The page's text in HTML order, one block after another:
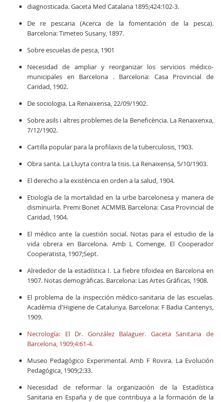
diagnosticada. Gaceta Med Catalana 1895;424:102-3.
De re pescaria (Acerca de la fomentación de la pesca).
Barcelona: Timeteo Susany, 1897.
Sobre escuelas de pesca, 1901
Necesidad de ampliar y reorganizar los servicios médico-
municipales en Barcelona . Barcelona: Casa Provincial de
Caridad, 1902.
De sociologia. La Renaixensa, 22/09/1902.
Sobre asils i altres problemes de la Beneficència. La Renaixenxa,
7/12/1902.
Cartilla popular para la profilaxis de la tuberculosis, 1903.
Obra santa. La Lluyta contra la tisis. La Renaixensa, 5/10/1903.
El derecho a la existència en orden a la salud, 1904.
Etiología de la mortalidad en la urbe barcelonesa y manera de
disminuirla. Premi Bonet ACMMB. Barcelona: Casa Provincial de
Caridad, 1904.
El médico ante la cuestión social. Notas para el estudio de la
vida obrera en Barcelona. Amb L Comenge. El Cooperador
Cooperatista, 1907;Sept.
Alrededor de la estadística I. La fiebre tifoidea en Barcelona en
1907. Notas demogràficas. Barcelona: Las Artes Gráficas, 1908.
El problema de la inspección médico-sanitaria de las escuelas.
Acadèmia d'Higiene de Catalunya. Barcelona: F Badia Cantenys,
1909.
Necrología: El Dr. González Balaguer. Gaceta Sanitaria de
Barcelona, 1909;4:61-4.
Museo Pedagógico Experimental. Amb F Rovira. La Evolución
Pedagógica, 1909;2:33.
Necesidad de reformar la organización de la Estadística
Sanitaria en España y de que contribuya a la formación de la